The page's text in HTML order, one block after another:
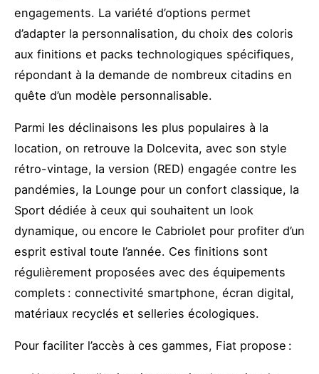
engagements. La variété d’options permet
d’adapter la personnalisation, du choix des coloris
aux finitions et packs technologiques spécifiques,
répondant à la demande de nombreux citadins en
quête d’un modèle personnalisable.
Parmi les déclinaisons les plus populaires à la
location, on retrouve la Dolcevita, avec son style
rétro-vintage, la version (RED) engagée contre les
pandémies, la Lounge pour un confort classique, la
Sport dédiée à ceux qui souhaitent un look
dynamique, ou encore le Cabriolet pour profiter d’un
esprit estival toute l’année. Ces finitions sont
régulièrement proposées avec des équipements
complets : connectivité smartphone, écran digital,
matériaux recyclés et selleries écologiques.
Pour faciliter l’accès à ces gammes, Fiat propose :